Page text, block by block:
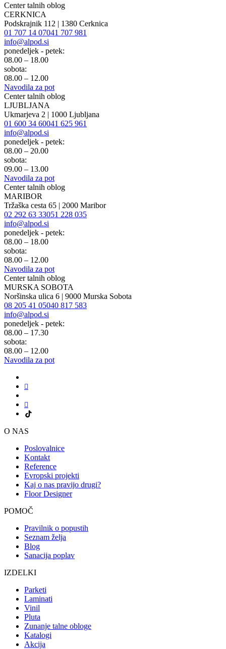
Center talnih oblog
CERKNICA
Podskrajnik 112 | 1380 Cerknica
01 707 14 07041 707 981
info@alpod.si
ponedeljek - petek:
08.00 – 18.00
sobota:
08.00 – 12.00
Navodila za pot
Center talnih oblog
LJUBLJANA
Ukmarjeva 2 | 1000 Ljubljana
01 600 34 60041 625 961
info@alpod.si
ponedeljek - petek:
08.00 – 20.00
sobota:
09.00 – 13.00
Navodila za pot
Center talnih oblog
MARIBOR
Tržaška cesta 65 | 2000 Maribor
02 292 63 33051 228 035
info@alpod.si
ponedeljek - petek:
08.00 – 18.00
sobota:
08.00 – 12.00
Navodila za pot
Center talnih oblog
MURSKA SOBOTA
Noršinska ulica 6 | 9000 Murska Sobota
08 205 41 05040 817 583
info@alpod.si
ponedeljek - petek:
08.00 – 17.30
sobota:
08.00 – 12.00
Navodila za pot
O NAS
Poslovalnice
Kontakt
Reference
Evropski projekti
Kaj o nas pravijo drugi?
Floor Designer
POMOČ
Pravilnik o popustih
Seznam želja
Blog
Sanacija poplav
IZDELKI
Parketi
Laminati
Vinil
Pluta
Zunanje talne obloge
Katalogi
Akcija